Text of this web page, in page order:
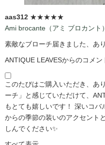
aas312 ★★★★★
Ami brocante（アミ ブロカント
素敵なブローチ届きました、あ
ANTIQUE LEAVESからのコメン
このたびはご購入いただき、あ
ーチ」と感じていただけて、
もとても嬉しいです！ 深いコ
からの季節の装いのアクセント
しんでください✨